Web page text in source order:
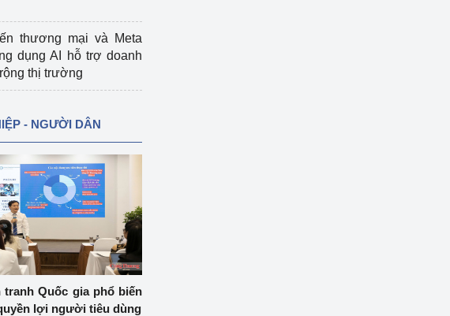
thương mại và Meta
dụng AI hỗ trợ doanh
thị trường
- NGƯỜI DÂN
tranh Quốc gia phổ biến
lợi người tiêu dùng